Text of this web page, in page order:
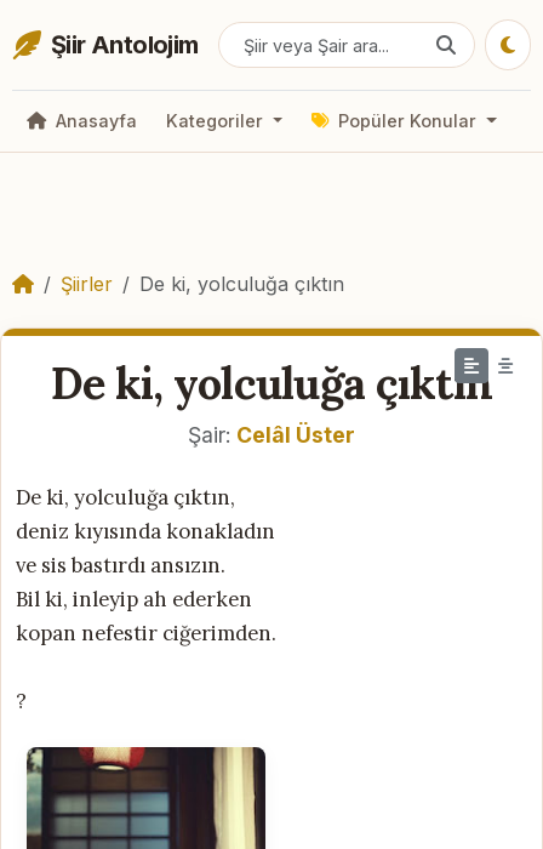
Şiir Antolojim
Anasayfa Kategoriler Popüler Konular
Şiirler De ki, yolculuğa çıktın
De ki, yolculuğa çıktın
Şair: Celâl Üster
De ki, yolculuğa çıktın,
deniz kıyısında konakladın
ve sis bastırdı ansızın.
Bil ki, inleyip ah ederken
kopan nefestir ciğerimden.
?